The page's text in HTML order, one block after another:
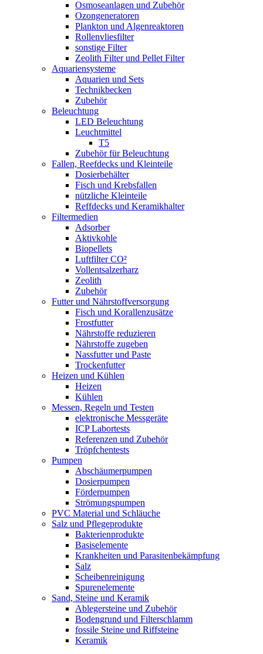
Osmoseanlagen und Zubehör
Ozongeneratoren
Plankton und Algenreaktoren
Rollenvliesfilter
sonstige Filter
Zeolith Filter und Pellet Filter
Aquariensysteme
Aquarien und Sets
Technikbecken
Zubehör
Beleuchtung
LED Beleuchtung
Leuchtmittel
T5
Zubehör für Beleuchtung
Fallen, Reefdecks und Kleinteile
Dosierbehälter
Fisch und Krebsfallen
nützliche Kleinteile
Reffdecks und Keramikhalter
Filtermedien
Adsorber
Aktivkohle
Biopellets
Luftfilter CO²
Vollentsalzerharz
Zeolith
Zubehör
Futter und Nährstoffversorgung
Fisch und Korallenzusätze
Frostfutter
Nährstoffe reduzieren
Nährstoffe zugeben
Nassfutter und Paste
Trockenfutter
Heizen und Kühlen
Heizen
Kühlen
Messen, Regeln und Testen
elektronische Messgeräte
ICP Labortests
Referenzen und Zubehör
Tröpfchentests
Pumpen
Abschäumerpumpen
Dosierpumpen
Förderpumpen
Strömungspumpen
PVC Material und Schläuche
Salz und Pflegeprodukte
Bakterienprodukte
Basiselemente
Krankheiten und Parasitenbekämpfung
Salz
Scheibenreinigung
Spurenelemente
Sand, Steine und Keramik
Ablegersteine und Zubehör
Bodengrund und Filterschlamm
fossile Steine und Riffsteine
Keramik